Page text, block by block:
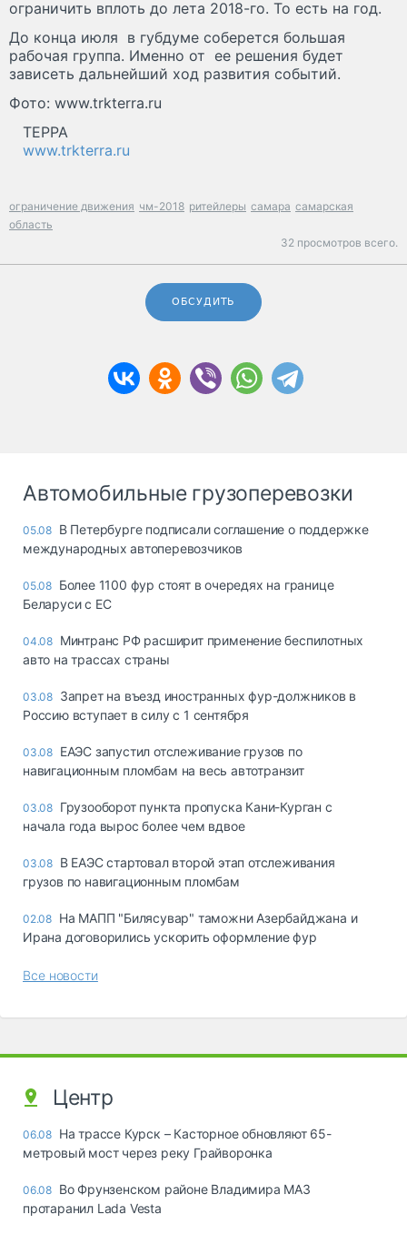
ограничить вплоть до лета 2018-го. То есть на год.
До конца июля в губдуме соберется большая
рабочая группа. Именно от ее решения будет
зависеть дальнейший ход развития событий.
Фото: www.trkterra.ru
ТЕРРА
www.trkterra.ru
ограничение движения чм-2018 ритейлеры самара самарская
область
32 просмотров всего.
ОБСУДИТЬ
Автомобильные грузоперевозки
05.08 В Петербурге подписали соглашение о поддержке
международных автоперевозчиков
05.08 Более 1100 фур стоят в очередях на границе
Беларуси с ЕС
04.08 Минтранс РФ расширит применение беспилотных
авто на трассах страны
03.08 Запрет на въезд иностранных фур-должников в
Россию вступает в силу с 1 сентября
03.08 ЕАЭС запустил отслеживание грузов по
навигационным пломбам на весь автотранзит
03.08 Грузооборот пункта пропуска Кани-Курган с
начала года вырос более чем вдвое
03.08 В ЕАЭС стартовал второй этап отслеживания
грузов по навигационным пломбам
02.08 На МАПП "Билясувар" таможни Азербайджана и
Ирана договорились ускорить оформление фур
Все новости
Центр
06.08 На трассе Курск – Касторное обновляют 65-
метровый мост через реку Грайворонка
06.08 Во Фрунзенском районе Владимира МАЗ
протаранил Lada Vesta